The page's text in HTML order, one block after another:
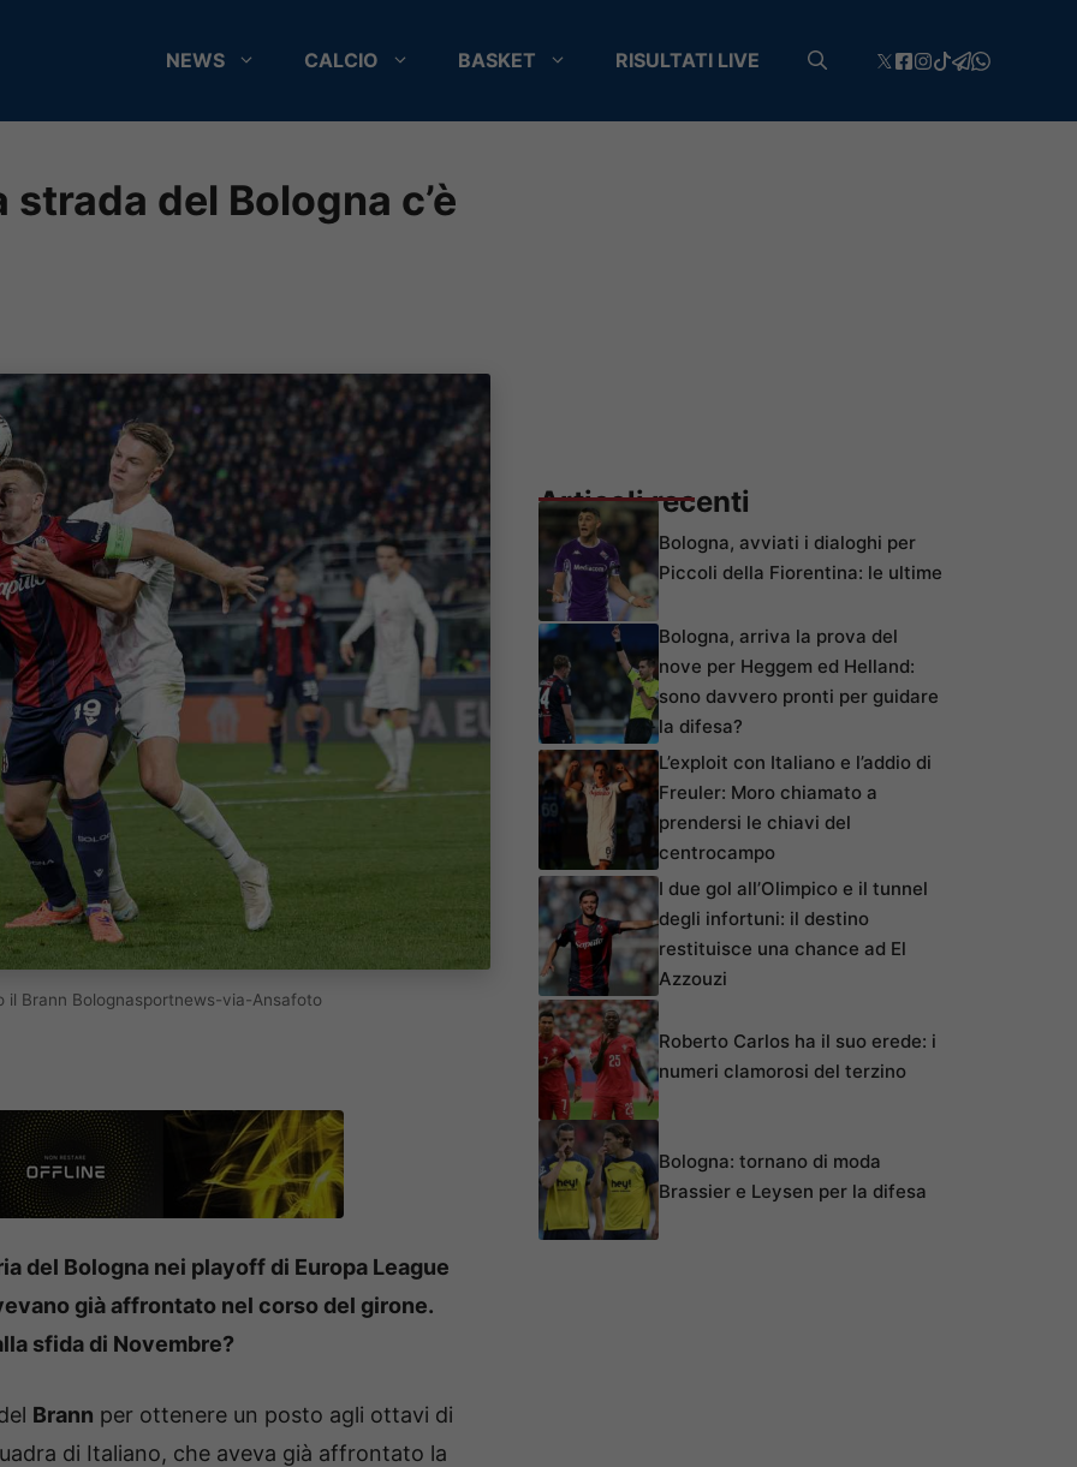
NEWS CALCIO BASKET RISULTATI LIVE
del Bologna c’è
il Brann Bolognasportnews-via-Ansafoto
del Bologna nei playoff di Europa League
già affrontato nel corso del girone.
sfida di Novembre?
Brann per ottenere un posto agli ottavi di
di Italiano, che aveva già affrontato la
Articoli recenti
Bologna, avviati i dialoghi per
Piccoli della Fiorentina: le ultime
Bologna, arriva la prova del
nove per Heggem ed Helland:
sono davvero pronti per guidare
la difesa?
L’exploit con Italiano e l’addio di
Freuler: Moro chiamato a
prendersi le chiavi del
centrocampo
I due gol all’Olimpico e il tunnel
degli infortuni: il destino
restituisce una chance ad El
Azzouzi
Roberto Carlos ha il suo erede: i
numeri clamorosi del terzino
Bologna: tornano di moda
Brassier e Leysen per la difesa